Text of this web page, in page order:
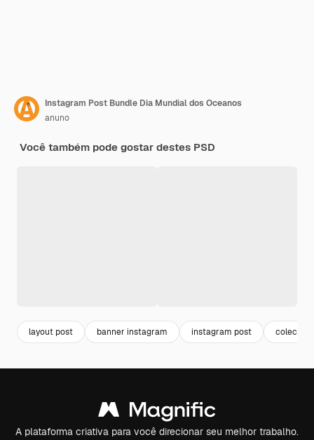
Instagram Post Bundle Dia Mundial dos Oceanos
anuno
Você também pode gostar destes PSD
layout post banner instagram instagram post colecao
A plataforma criativa para você direcionar seu melhor trabalho.